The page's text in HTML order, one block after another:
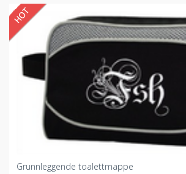
Grunnleggende toalettmappe